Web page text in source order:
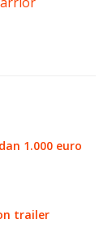
1.000 euro
trailer